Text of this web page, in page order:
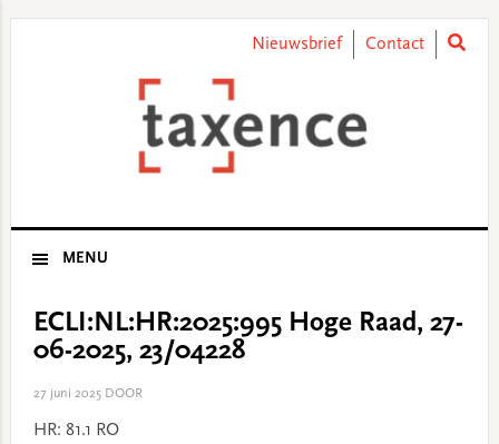
Nieuwsbrief Contact
MENU
ECLI:NL:HR:2025:995 Hoge Raad, 27-
06-2025, 23/04228
27 juni 2025DOOR
HR: 81.1 RO